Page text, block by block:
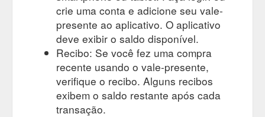
crie uma conta e adicione seu vale-
presente ao aplicativo. O aplicativo
deve exibir o saldo disponível.
Recibo: Se você fez uma compra
recente usando o vale-presente,
verifique o recibo. Alguns recibos
exibem o saldo restante após cada
transação.